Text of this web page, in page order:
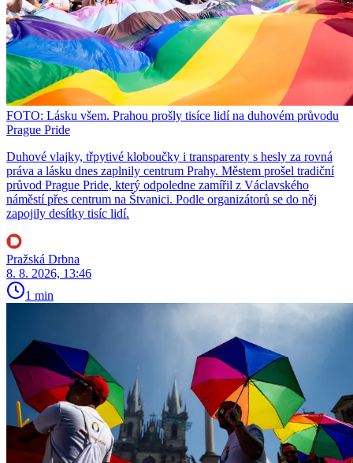
FOTO: Lásku všem. Prahou prošly tisíce lidí na duhovém průvodu
Prague Pride
Duhové vlajky, třpytivé kloboučky i transparenty s hesly za rovná
práva a lásku dnes zaplnily centrum Prahy. Městem prošel tradiční
průvod Prague Pride, který odpoledne zamířil z Václavského
náměstí přes centrum na Štvanici. Podle organizátorů se do něj
zapojily desítky tisíc lidí.
Pražská Drbna
8. 8. 2026, 13:46
1 min